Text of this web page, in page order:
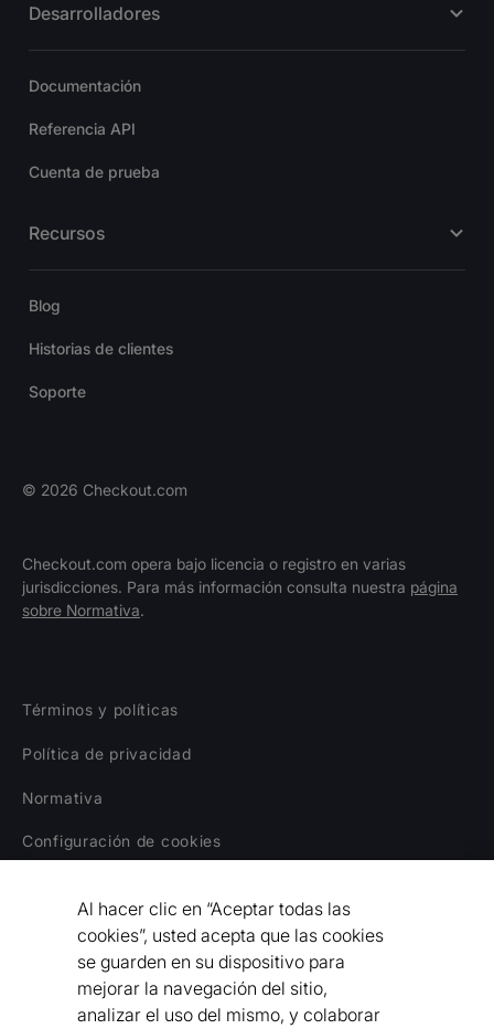
Desarrolladores
Documentación
Referencia API
Cuenta de prueba
Recursos
Blog
Historias de clientes
Soporte
© 2026 Checkout.com
Checkout.com opera bajo licencia o registro en varias
jurisdicciones. Para más información consulta nuestra página
sobre Normativa.
Términos y políticas
Política de privacidad
Normativa
Configuración de cookies
Declaración sobre la Esclavitud Moderna
Código de Conducta para Proveedores
Declaración de Accesibilidad
Al hacer clic en “Aceptar todas las
cookies”, usted acepta que las cookies
se guarden en su dispositivo para
mejorar la navegación del sitio,
analizar el uso del mismo, y colaborar